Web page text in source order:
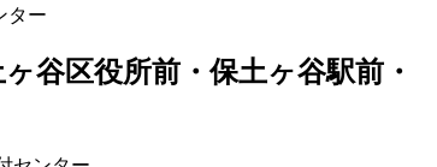
ター
谷区役所前・保土ヶ谷駅前・